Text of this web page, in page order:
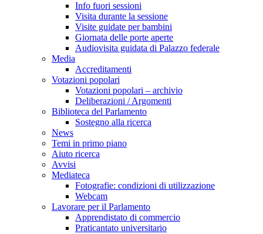
Info fuori sessioni
Visita durante la sessione
Visite guidate per bambini
Giornata delle porte aperte
Audiovisita guidata di Palazzo federale
Media
Accreditamenti
Votazioni popolari
Votazioni popolari – archivio
Deliberazioni / Argomenti
Biblioteca del Parlamento
Sostegno alla ricerca
News
Temi in primo piano
Aiuto ricerca
Avvisi
Mediateca
Fotografie: condizioni di utilizzazione
Webcam
Lavorare per il Parlamento
Apprendistato di commercio
Praticantato universitario